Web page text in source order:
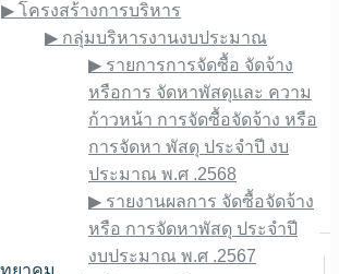
▶︎ โครงสร้างการบริหาร
▶︎ กลุ่มบริหารงานงบประมาณ
▶︎ รายการการจัดซื้อ จัดจ้าง
หรือการ จัดหาพัสดุและ ความ
ก้าวหน้า การจัดซื้อจัดจ้าง หรือ
การจัดหา พัสดุ ประจําปี งบ
ประมาณ พ.ศ .2568
▶︎ รายงานผลการ จัดซื้อจัดจ้าง
หรือ การจัดหาพัสดุ ประจําปี
งบประมาณ พ.ศ .2567